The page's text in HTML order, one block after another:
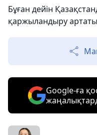
Бұған дейін
қаржыландыру
Google-ға